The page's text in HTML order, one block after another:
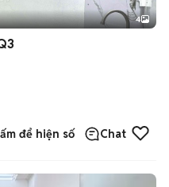
4
để hiện số Chat